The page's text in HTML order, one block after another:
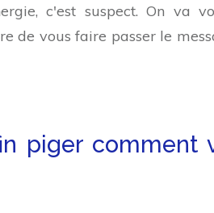
c'est suspect. On va
de vous faire passer le
piger comment